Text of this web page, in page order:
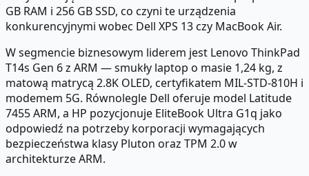
GB RAM i 256 GB SSD, co czyni te urządzenia
konkurencyjnymi wobec Dell XPS 13 czy MacBook Air.
W segmencie biznesowym liderem jest Lenovo ThinkPad
T14s Gen 6 z ARM — smukły laptop o masie 1,24 kg, z
matową matrycą 2.8K OLED, certyfikatem MIL-STD-810H i
modemem 5G. Równolegle Dell oferuje model Latitude
7455 ARM, a HP pozycjonuje EliteBook Ultra G1q jako
odpowiedź na potrzeby korporacji wymagających
bezpieczeństwa klasy Pluton oraz TPM 2.0 w
architekturze ARM.